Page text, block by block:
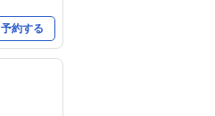
予約する